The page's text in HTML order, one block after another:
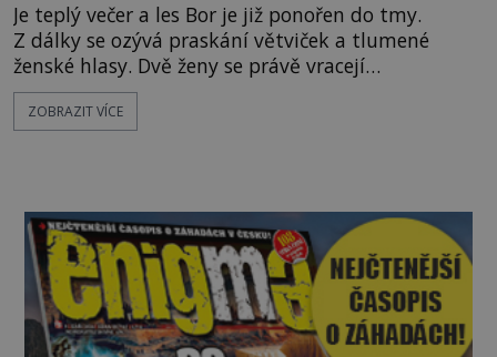
Je teplý večer a les Bor je již ponořen do tmy.
Z dálky se ozývá praskání větviček a tlumené
ženské hlasy. Dvě ženy se právě vracejí
z budějovického kina domů do Branišova a
vcházejí do lesa. Najednou však jejich kroky
ZOBRAZIT VÍCE